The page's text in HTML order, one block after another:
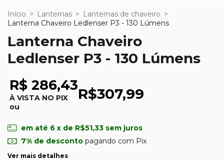
Início > Lanternas > Lanternas de chaveiro >
Lanterna Chaveiro Ledlenser P3 - 130 Lúmens
Lanterna Chaveiro
Ledlenser P3 - 130 Lúmens
R$ 286,43
À VISTA NO PIX
ou
R$307,99
em até 6 x de R$51,33 sem juros
7% de descontopagando com Pix
Ver mais detalhes